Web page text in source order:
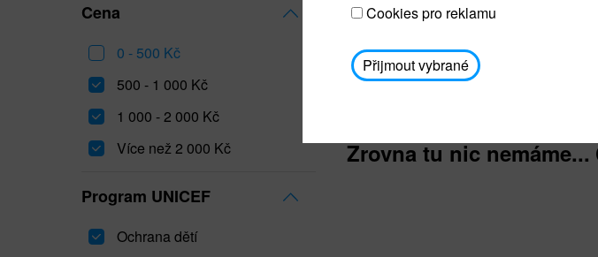
Cena
0 - 500 Kč
500 - 1 000 Kč
1 000 - 2 000 Kč
Více než 2 000 Kč
Program UNICEF
Ochrana dětí
Každá panenka
rozvojových
záškrt, černý
Zrovna tu nic nemáme...
Cookies pro reklamu
Přijmout vybrané